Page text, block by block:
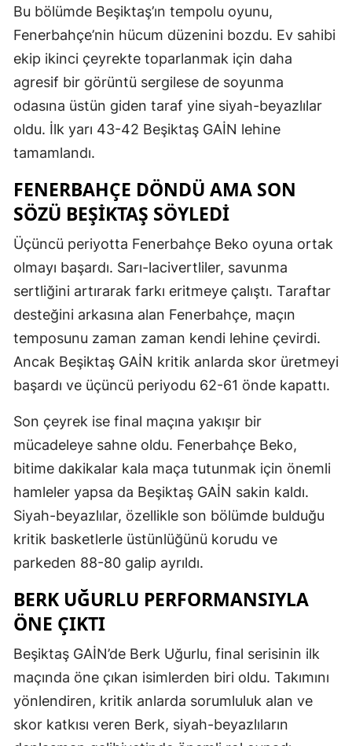
Bu bölümde Beşiktaş’ın tempolu oyunu,
Fenerbahçe’nin hücum düzenini bozdu. Ev sahibi
ekip ikinci çeyrekte toparlanmak için daha
agresif bir görüntü sergilese de soyunma
odasına üstün giden taraf yine siyah-beyazlılar
oldu. İlk yarı 43-42 Beşiktaş GAİN lehine
tamamlandı.
FENERBAHÇE DÖNDÜ AMA SON
SÖZÜ BEŞIKTAŞ SÖYLEDI
Üçüncü periyotta Fenerbahçe Beko oyuna ortak
olmayı başardı. Sarı-lacivertliler, savunma
sertliğini artırarak farkı eritmeye çalıştı. Taraftar
desteğini arkasına alan Fenerbahçe, maçın
temposunu zaman zaman kendi lehine çevirdi.
Ancak Beşiktaş GAİN kritik anlarda skor üretmeyi
başardı ve üçüncü periyodu 62-61 önde kapattı.
Son çeyrek ise final maçına yakışır bir
mücadeleye sahne oldu. Fenerbahçe Beko,
bitime dakikalar kala maça tutunmak için önemli
hamleler yapsa da Beşiktaş GAİN sakin kaldı.
Siyah-beyazlılar, özellikle son bölümde bulduğu
kritik basketlerle üstünlüğünü korudu ve
parkeden 88-80 galip ayrıldı.
BERK UĞURLU PERFORMANSIYLA
ÖNE ÇIKTI
Beşiktaş GAİN’de Berk Uğurlu, final serisinin ilk
maçında öne çıkan isimlerden biri oldu. Takımını
yönlendiren, kritik anlarda sorumluluk alan ve
skor katkısı veren Berk, siyah-beyazlıların